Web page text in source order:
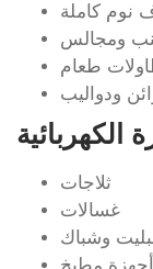
نوم كاملة
ومجالس
طعام
ودواليب
الكهربائية
ثلاجات
غسالات
وشباك